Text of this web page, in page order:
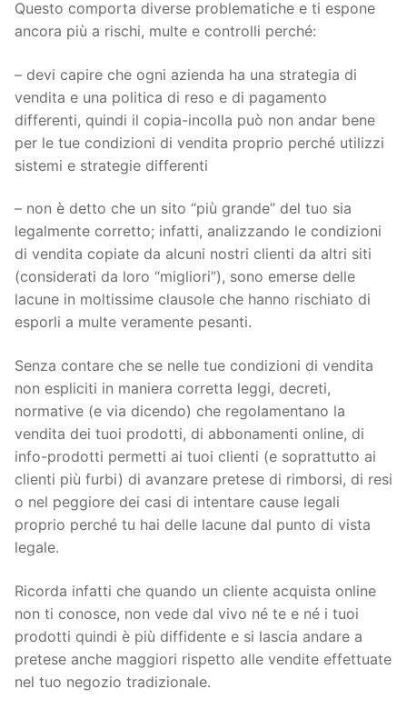
Questo comporta diverse problematiche e ti espone
ancora più a rischi, multe e controlli perché:
– devi capire che ogni azienda ha una strategia di
vendita e una politica di reso e di pagamento
differenti, quindi il copia-incolla può non andar bene
per le tue condizioni di vendita proprio perché utilizzi
sistemi e strategie differenti
– non è detto che un sito “più grande” del tuo sia
legalmente corretto; infatti, analizzando le condizioni
di vendita copiate da alcuni nostri clienti da altri siti
(considerati da loro “migliori”), sono emerse delle
lacune in moltissime clausole che hanno rischiato di
esporli a multe veramente pesanti.
Senza contare che se nelle tue condizioni di vendita
non espliciti in maniera corretta leggi, decreti,
normative (e via dicendo) che regolamentano la
vendita dei tuoi prodotti, di abbonamenti online, di
info-prodotti permetti ai tuoi clienti (e soprattutto ai
clienti più furbi) di avanzare pretese di rimborsi, di resi
o nel peggiore dei casi di intentare cause legali
proprio perché tu hai delle lacune dal punto di vista
legale.
Ricorda infatti che quando un cliente acquista online
non ti conosce, non vede dal vivo né te e né i tuoi
prodotti quindi è più diffidente e si lascia andare a
pretese anche maggiori rispetto alle vendite effettuate
nel tuo negozio tradizionale.